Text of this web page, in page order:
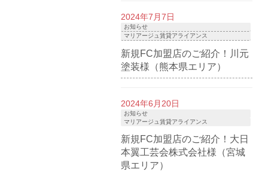
2024年7月7日
お知らせ
マリアージュ賃貸アライアンス
新規FC加盟店のご紹介！川元
塗装様（熊本県エリア）
2024年6月20日
お知らせ
マリアージュ賃貸アライアンス
新規FC加盟店のご紹介！大日
本翼工芸会株式会社様（宮城
県エリア）